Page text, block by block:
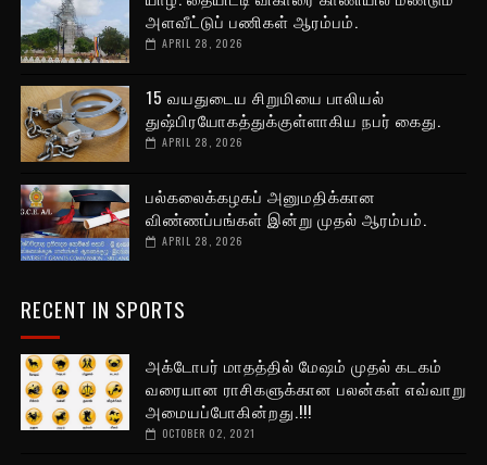
அளவீட்டுப் பணிகள் ஆரம்பம்.
APRIL 28, 2026
15 வயதுடைய சிறுமியை பாலியல்
துஷ்பிரயோகத்துக்குள்ளாகிய நபர் கைது.
APRIL 28, 2026
பல்கலைக்கழகப் அனுமதிக்கான
விண்ணப்பங்கள் இன்று முதல் ஆரம்பம்.
APRIL 28, 2026
RECENT IN SPORTS
அக்டோபர் மாதத்தில் மேஷம் முதல் கடகம்
வரையான ராசிகளுக்கான பலன்கள் எவ்வாறு
அமையப்போகின்றது.!!!
OCTOBER 02, 2021